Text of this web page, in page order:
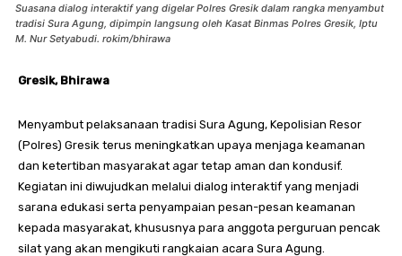
Suasana dialog interaktif yang digelar Polres Gresik dalam rangka menyambut
tradisi Sura Agung, dipimpin langsung oleh Kasat Binmas Polres Gresik, Iptu
M. Nur Setyabudi. rokim/bhirawa
Gresik, Bhirawa
Menyambut pelaksanaan tradisi Sura Agung, Kepolisian Resor
(Polres) Gresik terus meningkatkan upaya menjaga keamanan
dan ketertiban masyarakat agar tetap aman dan kondusif.
Kegiatan ini diwujudkan melalui dialog interaktif yang menjadi
sarana edukasi serta penyampaian pesan-pesan keamanan
kepada masyarakat, khususnya para anggota perguruan pencak
silat yang akan mengikuti rangkaian acara Sura Agung.